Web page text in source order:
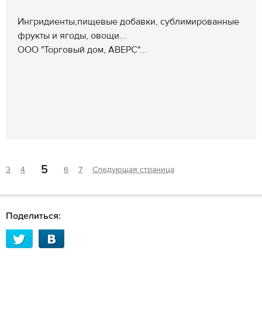
Ингридиенты,пищевые добавки, сублимированные
фрукты и ягоды, овощи...
ООО "Торговый дом, АВЕРС"...
3 4 5 6 7 Следующая страница
Поделиться: